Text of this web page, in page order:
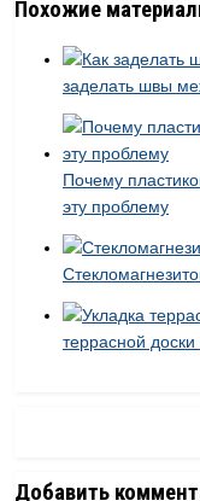
Похожие
заделать швы
Почему
эту проблему
террасной
Добавить